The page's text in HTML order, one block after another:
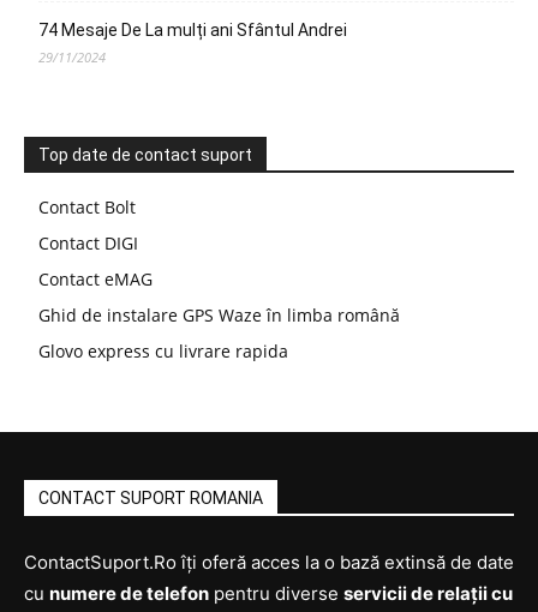
74 Mesaje De La mulți ani Sfântul Andrei
29/11/2024
Top date de contact suport
Contact Bolt
Contact DIGI
Contact eMAG
Ghid de instalare GPS Waze în limba română
Glovo express cu livrare rapida
CONTACT SUPORT ROMANIA
ContactSuport.Ro îți oferă acces la o bază extinsă de date
cu numere de telefon pentru diverse servicii de relații cu